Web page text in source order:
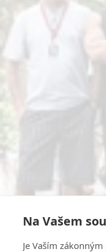
Na Vašem
Je Vaším